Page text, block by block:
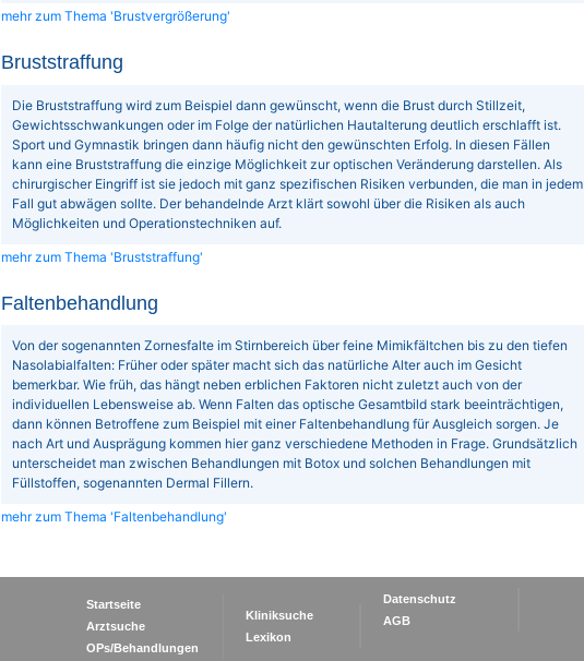
mehr zum Thema 'Brustvergrößerung'
Bruststraffung
Die Bruststraffung wird zum Beispiel dann gewünscht, wenn die Brust durch Stillzeit,
Gewichtsschwankungen oder im Folge der natürlichen Hautalterung deutlich erschlafft ist.
Sport und Gymnastik bringen dann häufig nicht den gewünschten Erfolg. In diesen Fällen
kann eine Bruststraffung die einzige Möglichkeit zur optischen Veränderung darstellen. Als
chirurgischer Eingriff ist sie jedoch mit ganz spezifischen Risiken verbunden, die man in jedem
Fall gut abwägen sollte. Der behandelnde Arzt klärt sowohl über die Risiken als auch
Möglichkeiten und Operationstechniken auf.
mehr zum Thema 'Bruststraffung'
Faltenbehandlung
Von der sogenannten Zornesfalte im Stirnbereich über feine Mimikfältchen bis zu den tiefen
Nasolabialfalten: Früher oder später macht sich das natürliche Alter auch im Gesicht
bemerkbar. Wie früh, das hängt neben erblichen Faktoren nicht zuletzt auch von der
individuellen Lebensweise ab. Wenn Falten das optische Gesamtbild stark beeinträchtigen,
dann können Betroffene zum Beispiel mit einer Faltenbehandlung für Ausgleich sorgen. Je
nach Art und Ausprägung kommen hier ganz verschiedene Methoden in Frage. Grundsätzlich
unterscheidet man zwischen Behandlungen mit Botox und solchen Behandlungen mit
Füllstoffen, sogenannten Dermal Fillern.
mehr zum Thema 'Faltenbehandlung'
Startseite
Arztsuche
OPs/Behandlungen
Kliniksuche
Lexikon
Datenschutz
AGB